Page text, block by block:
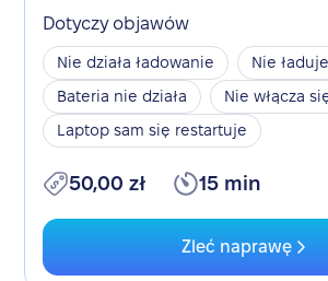
Dotyczy objawów
Nie działa ładowanie
Nie ładuje
Bateria nie działa
Nie włącza
Laptop sam się restartuje
50,00 zł 15 min
Zleć naprawę